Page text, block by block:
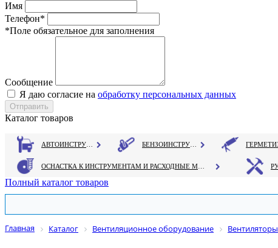
Имя
Телефон*
*Поле обязательное для заполнения
Сообщение
Я даю согласие на обработку персональных данных
Каталог товаров
Полный каталог товаров
Главная Каталог Вентиляционное оборудование Вентиляторы